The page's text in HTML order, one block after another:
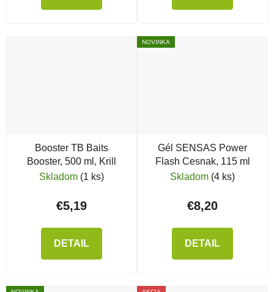
Booster TB Baits
Booster, 500 ml, Krill
Skladom (1 ks)
€5,19
DETAIL
NOVINKA
Gél SENSAS Power
Flash Cesnak, 115 ml
Skladom (4 ks)
€8,20
DETAIL